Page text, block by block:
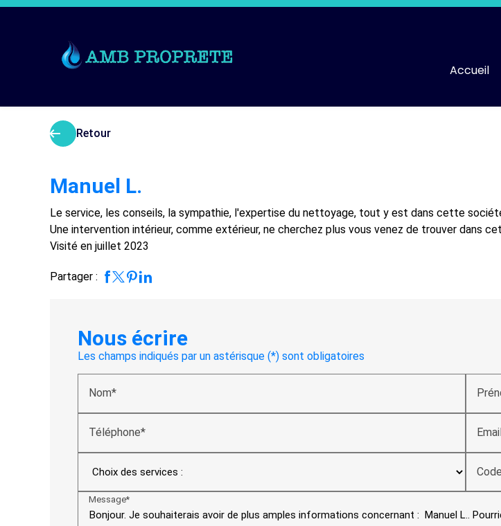
Accueil
arrow_left_alt Retour
Manuel L.
Le service, les conseils, la sympathie, l'expertise du nettoyage, tout y est dans cette
Une intervention intérieur, comme extérieur, ne cherchez plus vous venez de trouver dans
Visité en juillet 2023
Partager :
Nous écrire
Les champs indiqués par un astérisque (*) sont obligatoires
Nom*
Téléphone*
Message*
Panneau de gestion des cookies